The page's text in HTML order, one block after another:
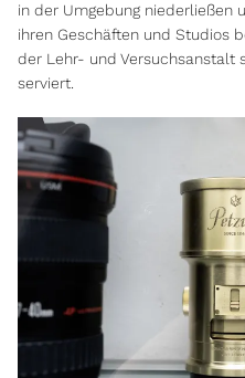
in der Umgebung niederließen
ihren Geschäften und Studios
der Lehr- und Versuchsanstalt
serviert.